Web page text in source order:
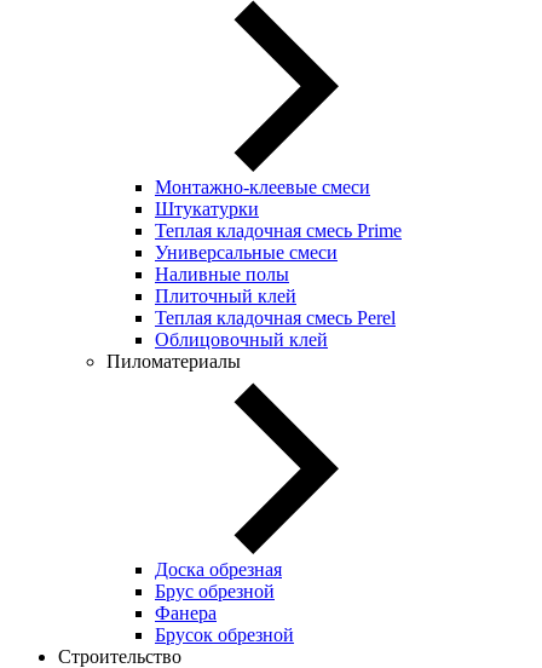
Монтажно-клеевые смеси
Штукатурки
Теплая кладочная смесь Prime
Универсальные смеси
Наливные полы
Плиточный клей
Теплая кладочная смесь Perel
Облицовочный клей
Пиломатериалы
Доска обрезная
Брус обрезной
Фанера
Брусок обрезной
Строительство